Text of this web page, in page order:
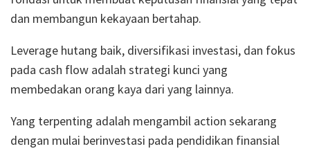
dan membangun kekayaan bertahap.
Leverage hutang baik, diversifikasi investasi, dan fokus
pada cash flow adalah strategi kunci yang
membedakan orang kaya dari yang lainnya.
Yang terpenting adalah mengambil action sekarang
dengan mulai berinvestasi pada pendidikan finansial